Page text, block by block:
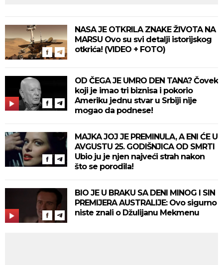
NASA JE OTKRILA ZNAKE ŽIVOTA NA
MARSU Ovo su svi detalji istorijskog
otkrića! (VIDEO + FOTO)
OD ČEGA JE UMRO DEN TANA? Čovek
koji je imao tri biznisa i pokorio
Ameriku jednu stvar u Srbiji nije
mogao da podnese!
MAJKA JOJ JE PREMINULA, A ENI ĆE U
AVGUSTU 25. GODIŠNJICA OD SMRTI
Ubio ju je njen najveći strah nakon
što se porodila!
BIO JE U BRAKU SA DENI MINOG I SIN
PREMIJERA AUSTRALIJE: Ovo sigurno
niste znali o Džulijanu Mekmenu